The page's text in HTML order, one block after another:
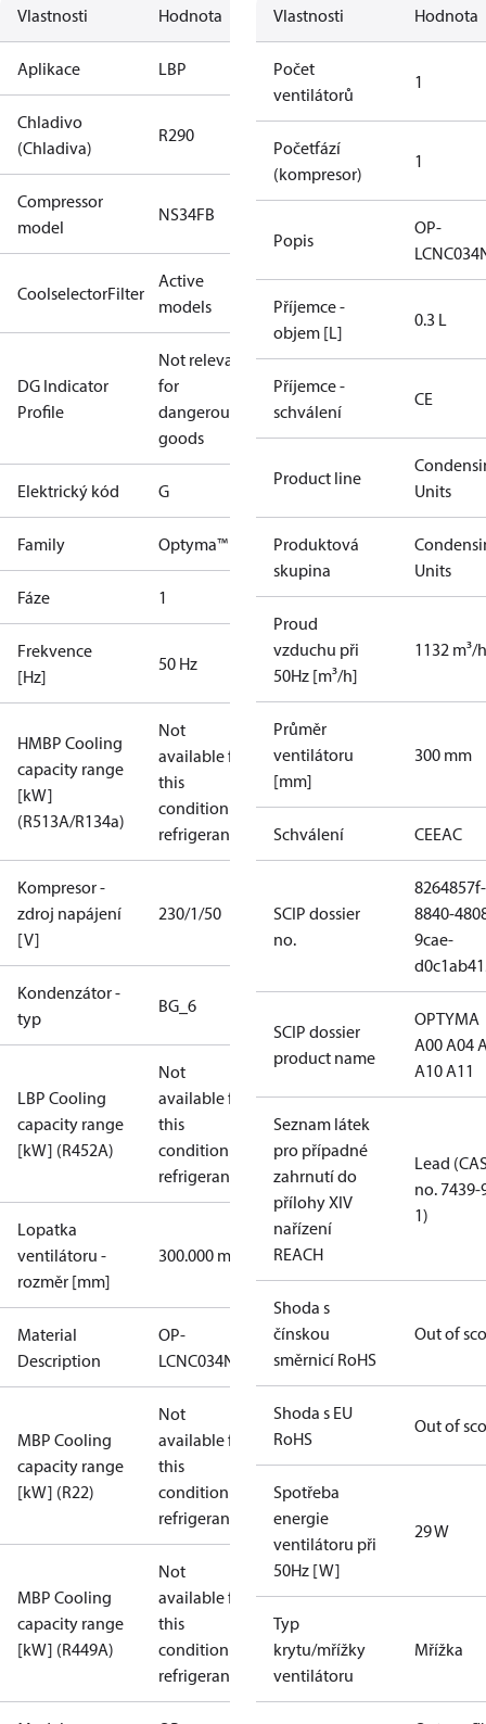
Vlastnosti Hodnota
Aplikace LBP
Chladivo
(Chladiva)
R290
Compressor
model
NS34FB
CoolselectorFilter
Active
models
DG Indicator
Profile
Not relevant
for
dangerous
goods
Elektrický kód G
Family Optyma™
Fáze 1
Frekvence
[Hz]
50 Hz
HMBP Cooling
capacity range
[kW]
(R513A/R134a)
Not
available for
this
condition /
refrigerant
Kompresor -
zdroj napájení
[V]
230/1/50
Kondenzátor -
typ
BG_6
LBP Cooling
capacity range
[kW] (R452A)
Not
available for
this
condition /
refrigerant
Lopatka
ventilátoru -
rozměr [mm]
300.000 mm
Material
Description
OP-
LCNC034NSA10G
MBP Cooling
capacity range
[kW] (R22)
Not
available for
this
condition /
refrigerant
MBP Cooling
capacity range
[kW] (R449A)
Not
available for
this
condition /
refrigerant
Vlastnosti Hodnota
Počet
ventilátorů
1
Početfází
(kompresor)
1
Popis
OP-
Příjemce -
objem [L]
0.3 L
Příjemce -
schválení
CE
Product line
Units
Produktová
skupina
Units
Proud
vzduchu při
50Hz [m³/h]
1132 m³/h
Průměr
ventilátoru
[mm]
300 mm
Schválení CEEAC
SCIP dossier
no.
8264857f-
8840-
9cae-
SCIP dossier
product name
OPTYMA
A00 A04
A10 A11
Seznam látek
pro případné
zahrnutí do
přílohy XIV
nařízení
REACH
Lead
no. 7439-
1)
Shoda s
čínskou
směrnicí RoHS
Out of
Shoda s EU
RoHS
Out of
Spotřeba
energie
ventilátoru při
50Hz [W]
29 W
Typ
krytu/mřížky
ventilátoru
Mřížka